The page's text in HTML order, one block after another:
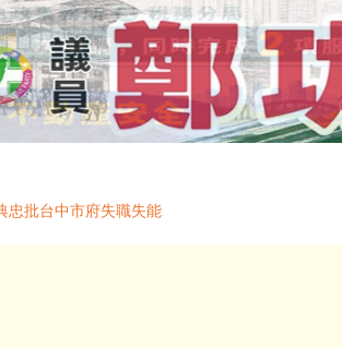
忠批台中市府失職失能